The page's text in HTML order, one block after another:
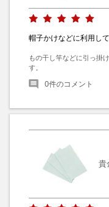
帽子かけなどに利用して
もの干し竿などに引っ掛
す。
0件のコメント
貴